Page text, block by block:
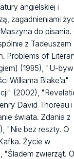
angielskiej i
zagadnieniami
do pisania.
z Tadeuszem
Problems of
(1995), "U-
Williama Blake’a"
(2002),
David Thoreau i
świata. Zdania z
"Nie bez reszty. O
Życie w
"Śladem zwierząt.